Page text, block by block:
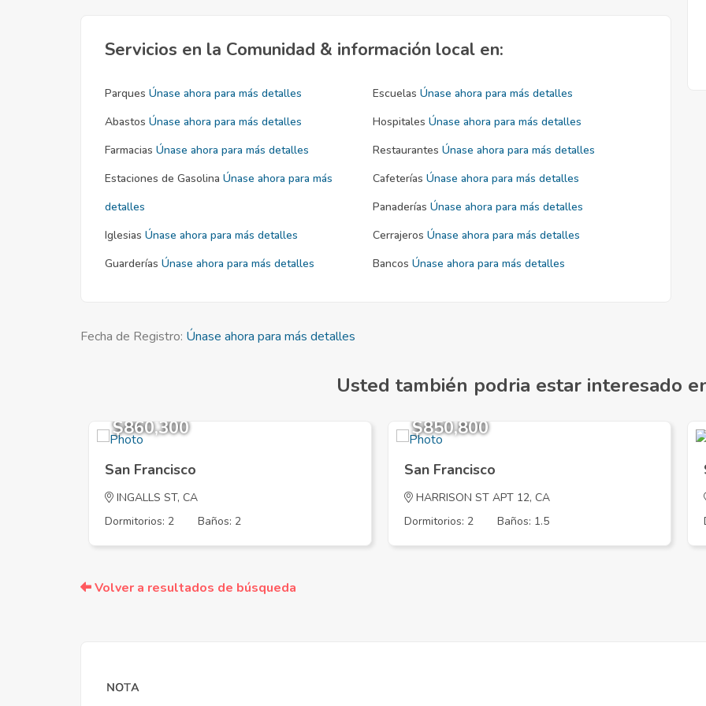
Servicios en la Comunidad & información local en:
Parques Únase ahora para más detalles Escuelas Únase ahora para más detalles
Abastos Únase ahora para más detalles Hospitales Únase ahora para más detalles
Farmacias Únase ahora para más detalles Restaurantes Únase ahora para más detalles
Estaciones de Gasolina Únase ahora para más
detalles
Cafeterías Únase ahora para más detalles
Panaderías Únase ahora para más detalles
Iglesias Únase ahora para más detalles Cerrajeros Únase ahora para más detalles
Guarderías Únase ahora para más detalles Bancos Únase ahora para más detalles
Fecha de Registro: Únase ahora para más detalles
Usted también podria estar interesado
$860,300
San Francisco
INGALLS ST, CA
Dormitorios: 2
Baños: 2
$850,800
San Francisco
HARRISON ST APT 12, CA
Dormitorios: 2
Baños: 1.5
Volver a resultados de búsqueda